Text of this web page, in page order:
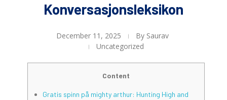
Konversasjonsleksikon
December 11, 2025 By Saurav
Uncategorized
Content
Gratis spinn på mighty arthur: Hunting High and